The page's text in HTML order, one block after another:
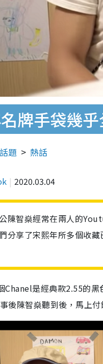
牌手袋幾
題 熱話
2020.03.04
陳智燊經常在兩人的
分享了宋熙年所多個收
Chanel是經典款2.55的
後陳智燊聽到後，馬上